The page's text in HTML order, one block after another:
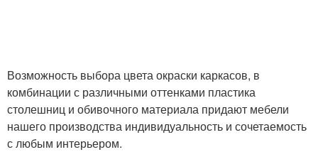
Возможность выбора цвета окраски каркасов, в
комбинации с различными оттенками пластика
столешниц и обивочного материала придают мебели
нашего производства индивидуальность и сочетаемость
с любым интерьером.